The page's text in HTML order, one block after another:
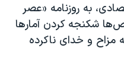
به روزنامه «عصر
شکنجه کردن آمارها
و خدای ناکرده